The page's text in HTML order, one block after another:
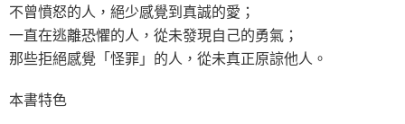
不曾憤怒的人，絕少感覺到真誠的愛；
一直在逃離恐懼的人，從未發現自己的勇氣；
那些拒絕感覺「怪罪」的人，從未真正原諒他人。
本書特色